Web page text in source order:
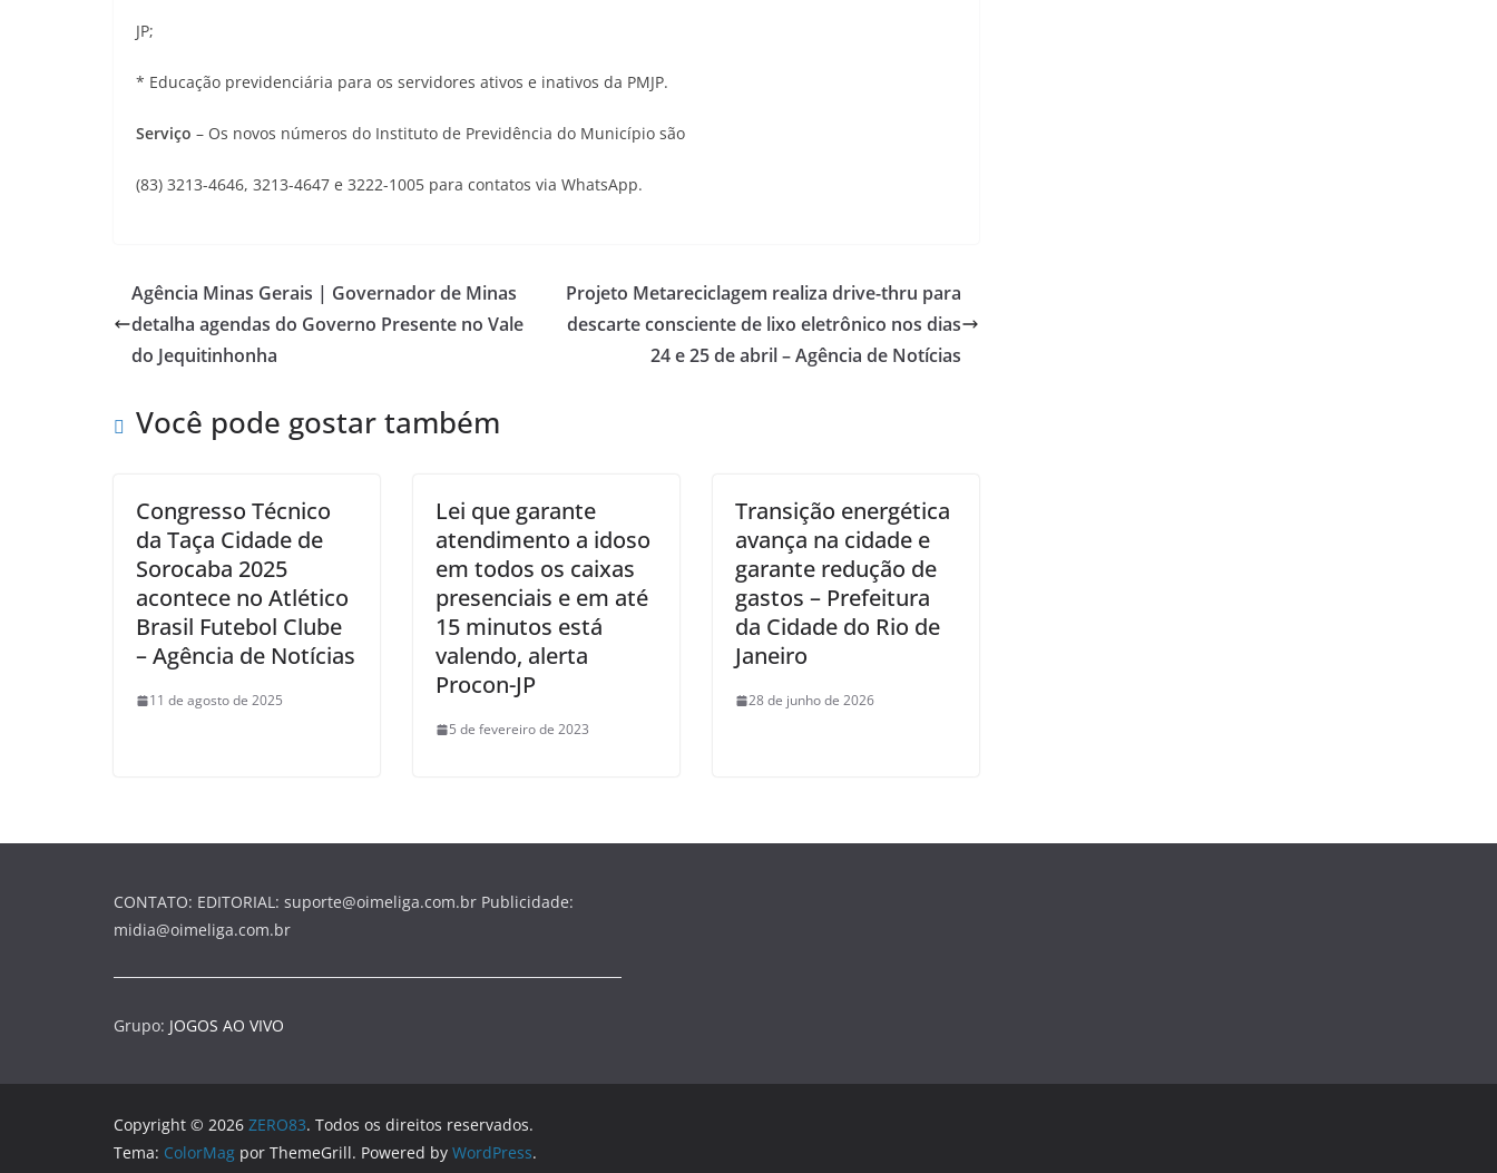
JP;
* Educação previdenciária para os servidores ativos e inativos da PMJP.
Serviço – Os novos números do Instituto de Previdência do Município são
(83) 3213-4646, 3213-4647 e 3222-1005 para contatos via WhatsApp.
Agência Minas Gerais | Governador de Minas
detalha agendas do Governo Presente no Vale
do Jequitinhonha
Projeto Metareciclagem realiza drive-thru para
descarte consciente de lixo eletrônico nos dias
24 e 25 de abril – Agência de Notícias
Você pode gostar também
Congresso Técnico
da Taça Cidade de
Sorocaba 2025
acontece no Atlético
Brasil Futebol Clube
– Agência de Notícias
11 de agosto de 2025
Lei que garante
atendimento a idoso
em todos os caixas
presenciais e em até
15 minutos está
valendo, alerta
Procon-JP
5 de fevereiro de 2023
Transição energética
avança na cidade e
garante redução de
gastos – Prefeitura
da Cidade do Rio de
Janeiro
28 de junho de 2026
CONTATO: EDITORIAL: suporte@oimeliga.com.br Publicidade:
midia@oimeliga.com.br
Grupo: JOGOS AO VIVO
Copyright © 2026 ZERO83. Todos os direitos reservados.
Tema: ColorMag por ThemeGrill. Powered by WordPress.